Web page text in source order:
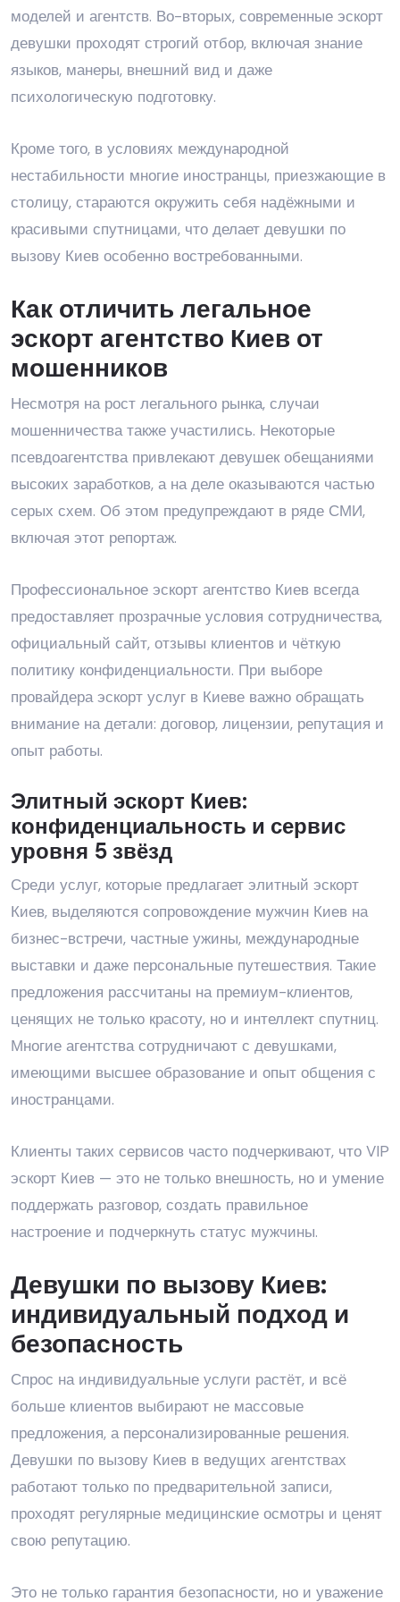
моделей и агентств. Во-вторых, современные эскорт
девушки проходят строгий отбор, включая знание
языков, манеры, внешний вид и даже
психологическую подготовку.
Кроме того, в условиях международной
нестабильности многие иностранцы, приезжающие в
столицу, стараются окружить себя надёжными и
красивыми спутницами, что делает девушки по
вызову Киев особенно востребованными.
Как отличить легальное
эскорт агентство Киев от
мошенников
Несмотря на рост легального рынка, случаи
мошенничества также участились. Некоторые
псевдоагентства привлекают девушек обещаниями
высоких заработков, а на деле оказываются частью
серых схем. Об этом предупреждают в ряде СМИ,
включая этот репортаж.
Профессиональное эскорт агентство Киев всегда
предоставляет прозрачные условия сотрудничества,
официальный сайт, отзывы клиентов и чёткую
политику конфиденциальности. При выборе
провайдера эскорт услуг в Киеве важно обращать
внимание на детали: договор, лицензии, репутация и
опыт работы.
Элитный эскорт Киев:
конфиденциальность и сервис
уровня 5 звёзд
Среди услуг, которые предлагает элитный эскорт
Киев, выделяются сопровождение мужчин Киев на
бизнес-встречи, частные ужины, международные
выставки и даже персональные путешествия. Такие
предложения рассчитаны на премиум-клиентов,
ценящих не только красоту, но и интеллект спутниц.
Многие агентства сотрудничают с девушками,
имеющими высшее образование и опыт общения с
иностранцами.
Клиенты таких сервисов часто подчеркивают, что VIP
эскорт Киев — это не только внешность, но и умение
поддержать разговор, создать правильное
настроение и подчеркнуть статус мужчины.
Девушки по вызову Киев:
индивидуальный подход и
безопасность
Спрос на индивидуальные услуги растёт, и всё
больше клиентов выбирают не массовые
предложения, а персонализированные решения.
Девушки по вызову Киев в ведущих агентствах
работают только по предварительной записи,
проходят регулярные медицинские осмотры и ценят
свою репутацию.
Это не только гарантия безопасности, но и уважение